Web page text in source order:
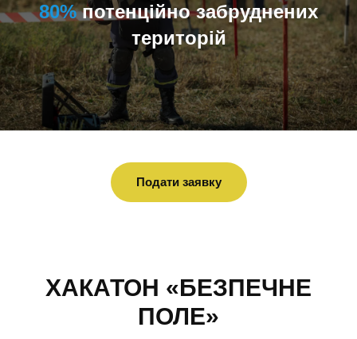
80%потенційно забруднених
територій
Подати заявку
ХАКАТОН «БЕЗПЕЧНЕ
ПОЛЕ»